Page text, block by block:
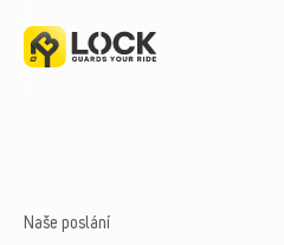
obsah
Naše poslání